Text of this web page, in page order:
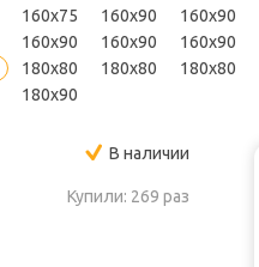
160x75 160x90 160x90
160x90 160x90 160x90
180x80 180x80 180x80
180x90
В наличии
Купили: 269 раз